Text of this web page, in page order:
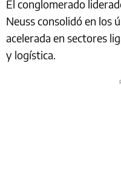
El conglomerado
Neuss consolidó en los
acelerada en sectores
y logística.